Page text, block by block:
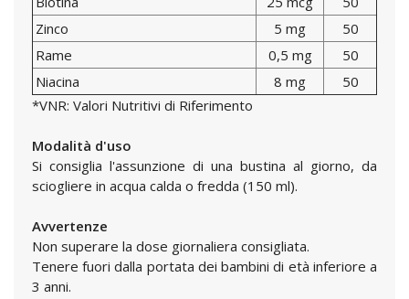
Zinco
5 mg
50
Rame
0,5 mg
50
Niacina
8 mg
50
*VNR: Valori Nutritivi di Riferimento
Modalità d'uso
Si consiglia l'assunzione di una bustina al giorno, da
sciogliere in acqua calda o fredda (150 ml).
Avvertenze
Non superare la dose giornaliera consigliata.
Tenere fuori dalla portata dei bambini di età inferiore a
3 anni.